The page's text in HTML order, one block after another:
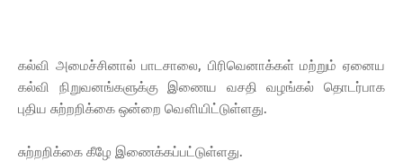
கல்வி அமைச்சினால் பாடசாலை, பிரிவெனாக்கள் மற்றும் ஏனைய
கல்வி நிறுவனங்களுக்கு இணைய வசதி வழங்கல் தொடர்பாக
புதிய சுற்றறிக்கை ஒன்றை வௌியிட்டுள்ளது.
சுற்றறிக்கை கீழே இணைக்கப்பட்டுள்ளது.